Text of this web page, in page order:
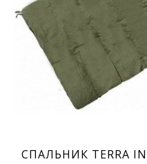
СПАЛЬНИК TERRA